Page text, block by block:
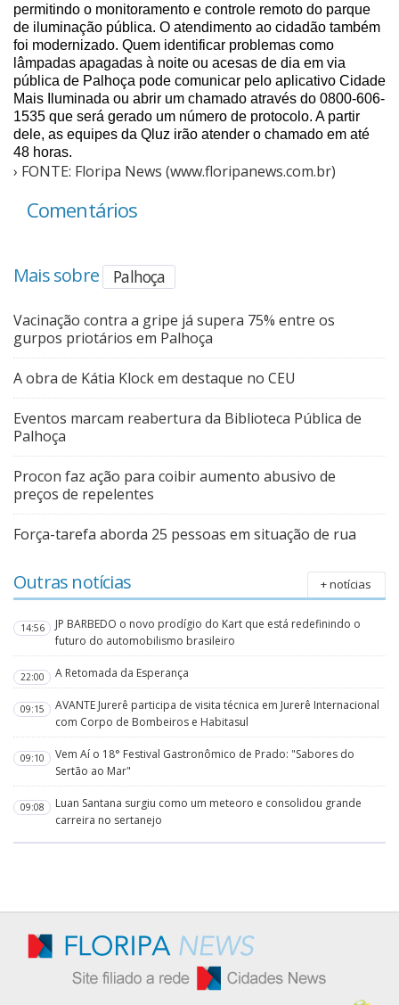
permitindo o monitoramento e controle remoto do parque
de iluminação pública. O atendimento ao cidadão também
foi modernizado. Quem identificar problemas como
lâmpadas apagadas à noite ou acesas de dia em via
pública de Palhoça pode comunicar pelo aplicativo Cidade
Mais Iluminada ou abrir um chamado através do 0800-606-
1535 que será gerado um número de protocolo. A partir
dele, as equipes da Qluz irão atender o chamado em até
48 horas.
› FONTE: Floripa News (www.floripanews.com.br)
Comentários
Mais sobre Palhoça
Vacinação contra a gripe já supera 75% entre os
gurpos priotários em Palhoça
A obra de Kátia Klock em destaque no CEU
Eventos marcam reabertura da Biblioteca Pública de
Palhoça
Procon faz ação para coibir aumento abusivo de
preços de repelentes
Força-tarefa aborda 25 pessoas em situação de rua
Outras notícias + notícias
14:56
JP BARBEDO o novo prodígio do Kart que está redefinindo o
futuro do automobilismo brasileiro
22:00 A Retomada da Esperança
09:15
AVANTE Jurerê participa de visita técnica em Jurerê Internacional
com Corpo de Bombeiros e Habitasul
09:10
Vem Aí o 18° Festival Gastronômico de Prado: "Sabores do
Sertão ao Mar"
09:08
Luan Santana surgiu como um meteoro e consolidou grande
carreira no sertanejo